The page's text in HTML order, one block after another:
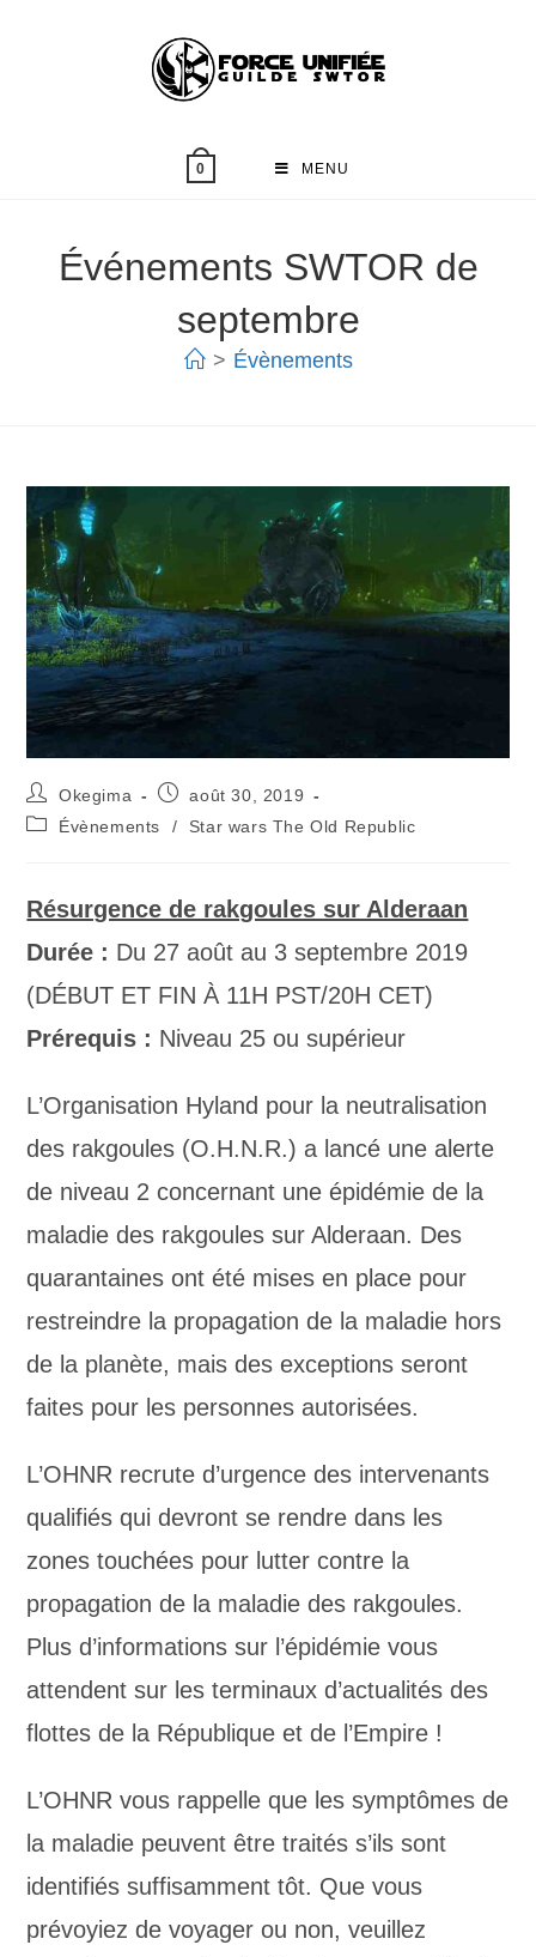
0 MENU
Événements SWTOR de
septembre
> Évènements
Okegima
août 30, 2019
Évènements
/ Star wars The Old Republic
Résurgence de rakgoules sur Alderaan
Durée : Du 27 août au 3 septembre 2019
(DÉBUT ET FIN À 11H PST/20H CET)
Prérequis : Niveau 25 ou supérieur
L’Organisation Hyland pour la neutralisation
des rakgoules (O.H.N.R.) a lancé une alerte
de niveau 2 concernant une épidémie de la
maladie des rakgoules sur Alderaan. Des
quarantaines ont été mises en place pour
restreindre la propagation de la maladie hors
de la planète, mais des exceptions seront
faites pour les personnes autorisées.
L’OHNR recrute d’urgence des intervenants
qualifiés qui devront se rendre dans les
zones touchées pour lutter contre la
propagation de la maladie des rakgoules.
Plus d’informations sur l’épidémie vous
attendent sur les terminaux d’actualités des
flottes de la République et de l’Empire !
L’OHNR vous rappelle que les symptômes de
la maladie peuvent être traités s’ils sont
identifiés suffisamment tôt. Que vous
prévoyiez de voyager ou non, veuillez